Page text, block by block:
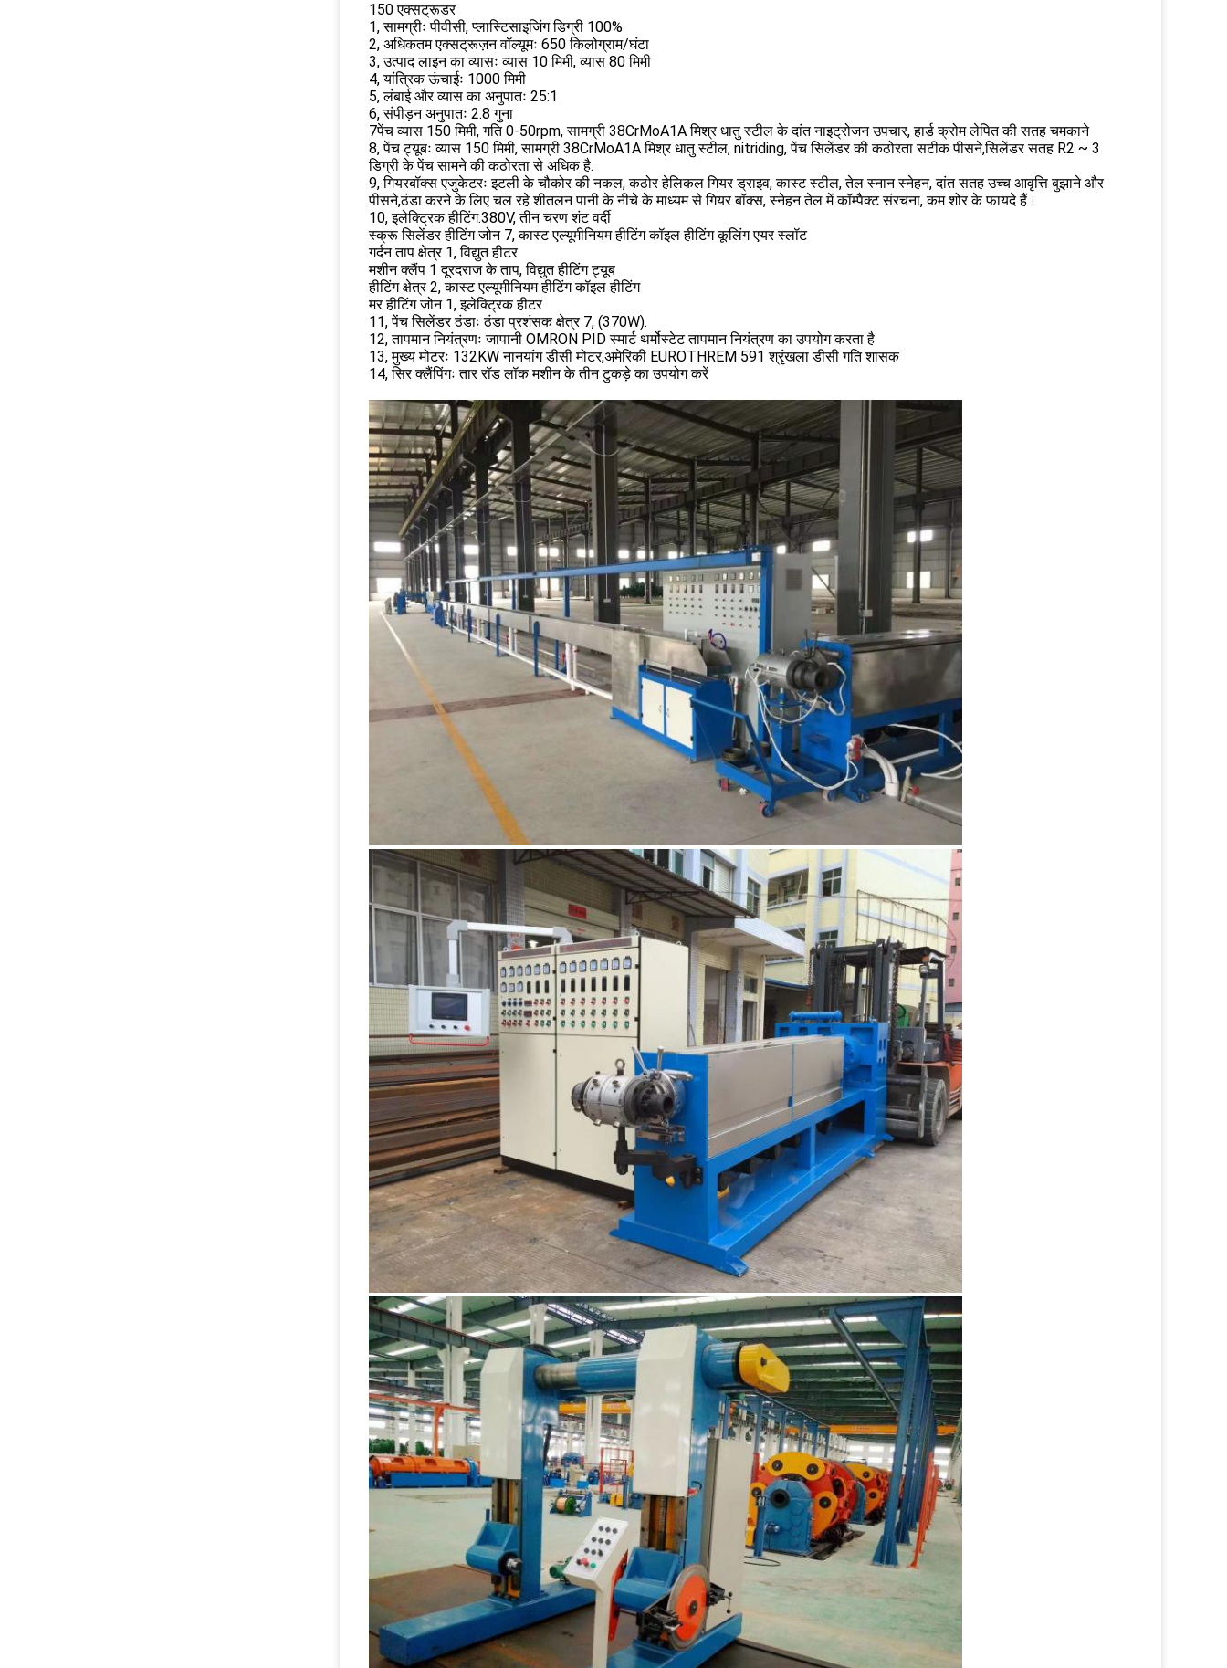
150 एक्सट्रूडर
1, सामग्रीः पीवीसी, प्लास्टिसाइजिंग डिग्री 100%
2, अधिकतम एक्सट्रूज़न वॉल्यूमः 650 किलोग्राम/घंटा
3, उत्पाद लाइन का व्यासः व्यास 10 मिमी, व्यास 80 मिमी
4, यांत्रिक ऊंचाईः 1000 मिमी
5, लंबाई और व्यास का अनुपातः 25:1
6, संपीड़न अनुपातः 2.8 गुना
7पेंच व्यास 150 मिमी, गति 0-50rpm, सामग्री 38CrMoA1A मिश्र धातु स्टील के दांत नाइट्रोजन उपचार, हार्ड क्रोम लेपित की सतह चमकाने
8, पेंच ट्यूबः व्यास 150 मिमी, सामग्री 38CrMoA1A मिश्र धातु स्टील, nitriding, पेंच सिलेंडर की कठोरता सटीक पीसने,सिलेंडर सतह R2 ~ 3
डिग्री के पेंच सामने की कठोरता से अधिक है.
9, गियरबॉक्स एजुकेटरः इटली के चौकोर की नकल, कठोर हेलिकल गियर ड्राइव, कास्ट स्टील, तेल स्नान स्नेहन, दांत सतह उच्च आवृत्ति बुझाने और
पीसने,ठंडा करने के लिए चल रहे शीतलन पानी के नीचे के माध्यम से गियर बॉक्स, स्नेहन तेल में कॉम्पैक्ट संरचना, कम शोर के फायदे हैं।
10, इलेक्ट्रिक हीटिंग:380V, तीन चरण शंट वर्दी
स्क्रू सिलेंडर हीटिंग जोन 7, कास्ट एल्यूमीनियम हीटिंग कॉइल हीटिंग कूलिंग एयर स्लॉट
गर्दन ताप क्षेत्र 1, विद्युत हीटर
मशीन क्लैंप 1 दूरदराज के ताप, विद्युत हीटिंग ट्यूब
हीटिंग क्षेत्र 2, कास्ट एल्यूमीनियम हीटिंग कॉइल हीटिंग
मर हीटिंग जोन 1, इलेक्ट्रिक हीटर
11, पेंच सिलेंडर ठंडाः ठंडा प्रशंसक क्षेत्र 7, (370W).
12, तापमान नियंत्रणः जापानी OMRON PID स्मार्ट थर्मोस्टेट तापमान नियंत्रण का उपयोग करता है
13, मुख्य मोटरः 132KW नानयांग डीसी मोटर,अमेरिकी EUROTHREM 591 श्रृंखला डीसी गति शासक
14, सिर क्लैंपिंगः तार रॉड लॉक मशीन के तीन टुकड़े का उपयोग करें